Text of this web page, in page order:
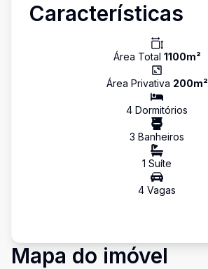
Características
Área Total 1100m²
Área Privativa 200m²
4 Dormitórios
3 Banheiros
1 Suíte
4 Vagas
Mapa do imóvel